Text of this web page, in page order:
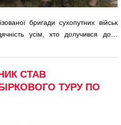
бригади сухопутних військ
усім, хто долучився до…
СТАВ
ТУРУ ПО